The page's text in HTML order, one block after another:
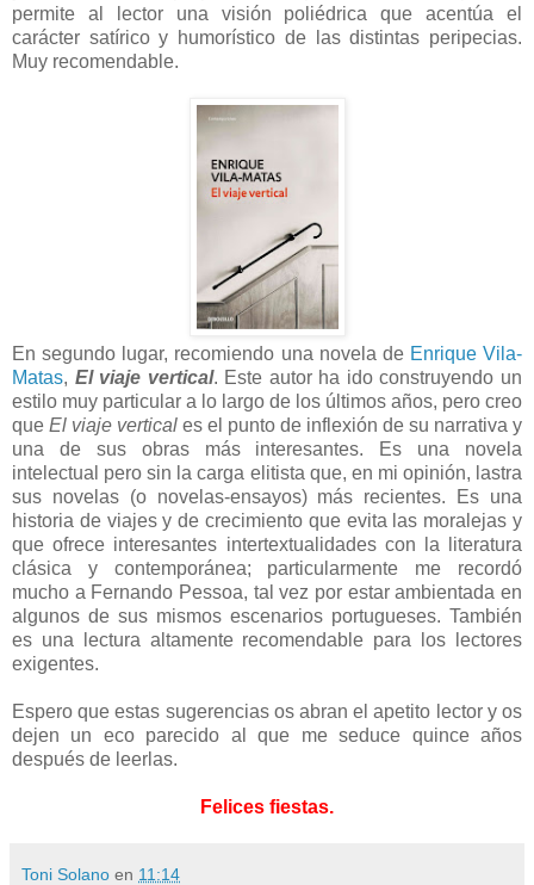
permite al lector una visión poliédrica que acentúa el
carácter satírico y humorístico de las distintas peripecias.
Muy recomendable.
En segundo lugar, recomiendo una novela de Enrique Vila-
Matas, El viaje vertical. Este autor ha ido construyendo un
estilo muy particular a lo largo de los últimos años, pero creo
que El viaje vertical es el punto de inflexión de su narrativa y
una de sus obras más interesantes. Es una novela
intelectual pero sin la carga elitista que, en mi opinión, lastra
sus novelas (o novelas-ensayos) más recientes. Es una
historia de viajes y de crecimiento que evita las moralejas y
que ofrece interesantes intertextualidades con la literatura
clásica y contemporánea; particularmente me recordó
mucho a Fernando Pessoa, tal vez por estar ambientada en
algunos de sus mismos escenarios portugueses. También
es una lectura altamente recomendable para los lectores
exigentes.
Espero que estas sugerencias os abran el apetito lector y os
dejen un eco parecido al que me seduce quince años
después de leerlas.
Felices fiestas.
Toni Solano en 11:14